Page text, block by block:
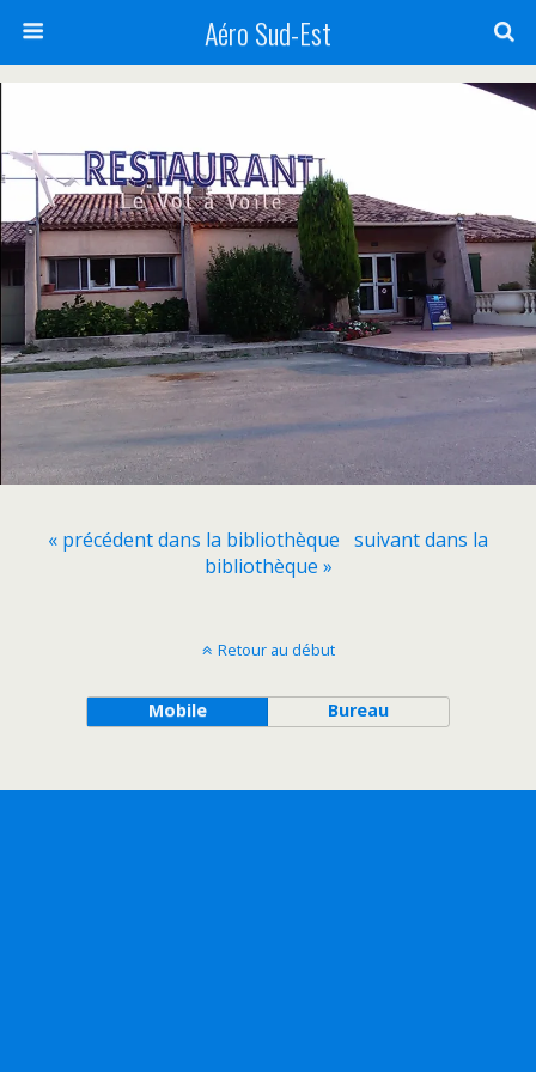
Aéro Sud-Est
« précédent dans la bibliothèque suivant dans la
bibliothèque »
Retour au début
Mobile Bureau